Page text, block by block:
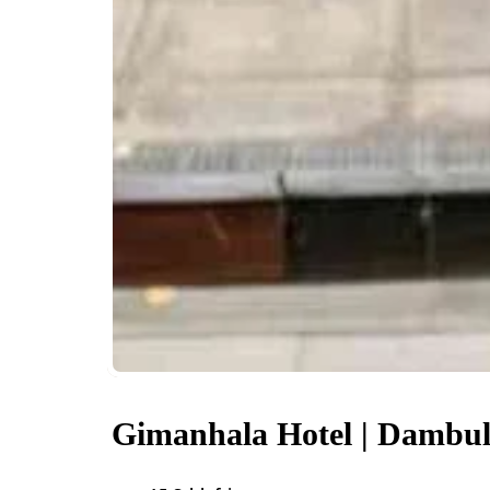
Gimanhala Hotel |